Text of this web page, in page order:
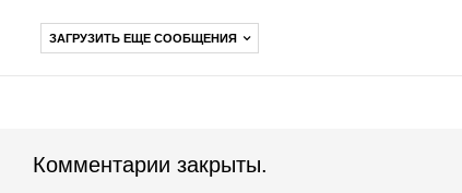
ЗАГРУЗИТЬ ЕЩЕ СООБЩЕНИЯ
Комментарии закрыты.